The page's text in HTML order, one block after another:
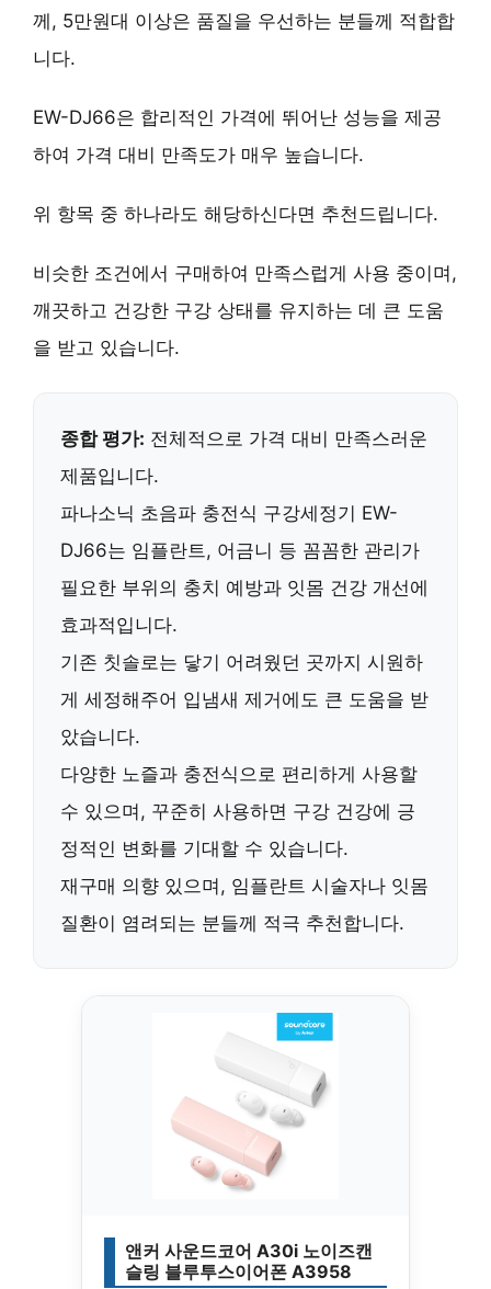
께, 5만원대 이상은 품질을 우선하는 분들께 적합합
니다.
EW-DJ66은 합리적인 가격에 뛰어난 성능을 제공
하여 가격 대비 만족도가 매우 높습니다.
위 항목 중 하나라도 해당하신다면 추천드립니다.
비슷한 조건에서 구매하여 만족스럽게 사용 중이며,
깨끗하고 건강한 구강 상태를 유지하는 데 큰 도움
을 받고 있습니다.
종합 평가: 전체적으로 가격 대비 만족스러운
제품입니다.
파나소닉 초음파 충전식 구강세정기 EW-
DJ66는 임플란트, 어금니 등 꼼꼼한 관리가
필요한 부위의 충치 예방과 잇몸 건강 개선에
효과적입니다.
기존 칫솔로는 닿기 어려웠던 곳까지 시원하
게 세정해주어 입냄새 제거에도 큰 도움을 받
았습니다.
다양한 노즐과 충전식 으로 편리하게 사용할
수 있으며, 꾸준히 사용하면 구강 건강에 긍
정적인 변화를 기대할 수 있습니다.
재구매 의향 있으며, 임플란트 시술자나 잇몸
질환이 염려되는 분들께 적극 추천합니다.
앤커 사운드코어 A30i 노이즈캔
슬링 블루투스이어폰 A3958